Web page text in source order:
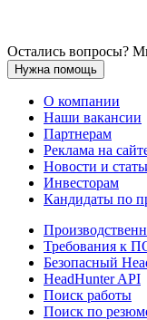
Остались вопросы?
Нужна помощь
О компании
Наши вакансии
Партнерам
Реклама на
Новости и
Инвесторам
Кандидаты по
Требования к
Безопасный
HeadHunter API
Поиск работы
Поиск по